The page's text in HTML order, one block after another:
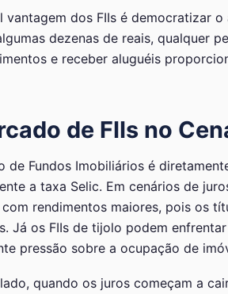
vantagem dos FIIs é democratizar
dezenas de reais, qualquer
e receber aluguéis
de FIIs no
de Fundos Imobiliários é
a taxa Selic. Em cenários de
rendimentos maiores, pois os
Já os FIIs de tijolo podem
pressão sobre a ocupação de
quando os juros começam a